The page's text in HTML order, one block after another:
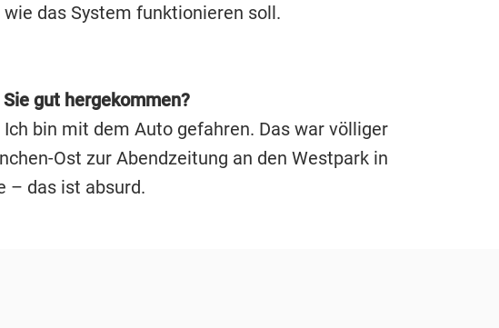
das System funktionieren soll.
gut hergekommen?
Ich bin mit dem Auto gefahren. Das war völliger
Ost zur Abendzeitung an den Westpark in
– das ist absurd.